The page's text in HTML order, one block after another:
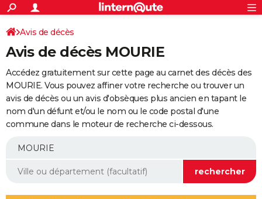
ACTUALITÉS
Politique
Société
Faits Divers
Education
Monde
Villes
+
SPORT
Coupe du monde 2026
Football
Tennis
Cyclisme
Rugby
Forum
Programme TV
TNT
Streaming
Cinéma
Sorties cinéma
Musique
+
FINANCE
Retraite
Epargne
Immobilier
Risques naturels par ville
Banque
Assurance
AUTO
Essais
Réserver un essai
Citadines
Berlines
SUV
Forum auto
+
Mobiles
Meilleur smartphone
Internet
Ordinateurs
Jeux vidéo
Guide high-tech
Aménagement intérieur
Avis de décès
Avis de décès MOURIE
Accédez gratuitement sur cette page au carnet des décès des
MOURIE. Vous pouvez affiner votre recherche ou trouver un
avis de décès ou un avis d'obsèques plus ancien en tapant le
nom d'un défunt et/ou le nom ou le code postal d'une
commune dans le moteur de recherche ci-dessous.